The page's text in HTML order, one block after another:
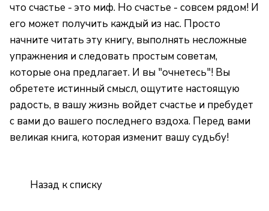
что счастье - это миф. Но счастье - совсем рядом! И
его может получить каждый из нас. Просто
начните читать эту книгу, выполнять несложные
упражнения и следовать простым советам,
которые она предлагает. И вы "очнетесь"! Вы
обретете истинный смысл, ощутите настоящую
радость, в вашу жизнь войдет счастье и пребудет
с вами до вашего последнего вздоха. Перед вами
великая книга, которая изменит вашу судьбу!
Назад к списку